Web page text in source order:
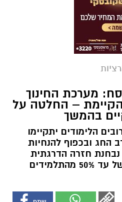
מערכת החינוך
– החלטה על
בהמשך
הלימודים יתקיימו
החג ובכפוף להנחיות
חזרה הדרגתית
ללמידה פיזית בהיקף של עד 50% מהתלמידים